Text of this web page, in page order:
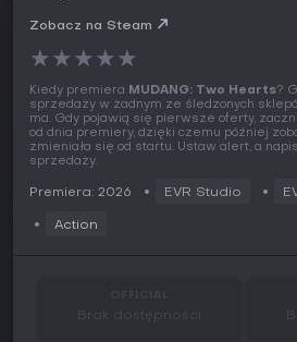
Zobacz na Steam
★★★★★
Kiedy premiera MUDANG: Two Hearts?
sprzedaży w żadnym ze śledzonych
ma. Gdy pojawią się pierwsze oferty,
od dnia premiery, dzięki czemu później
zmieniała się od startu. Ustaw alert, a
sprzedaży.
Premiera: 2026 EVR Studio
Action
Brak dostępności